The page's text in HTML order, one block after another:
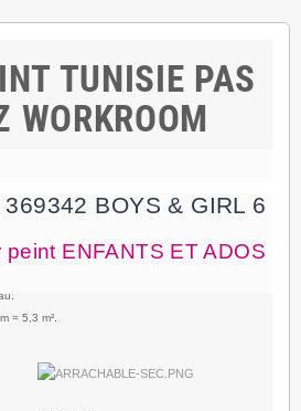
TUNISIE PAS
WORKROOM
BOYS & GIRL 6
ENFANTS ET ADOS
= 5,3 m².